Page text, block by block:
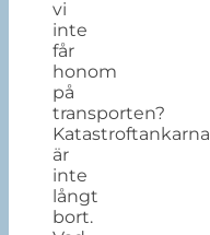
vi
inte
får
honom
på
transporten?
Katastroftankarna
är
inte
långt
bort.